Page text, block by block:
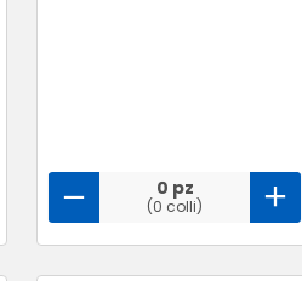
0 pz
(0 colli)